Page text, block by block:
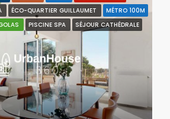
ÉCO-QUARTIER GUILLAUMET
MÉTRO 100M
PISCINE SPA
SÉJOUR CATHÉDRALE